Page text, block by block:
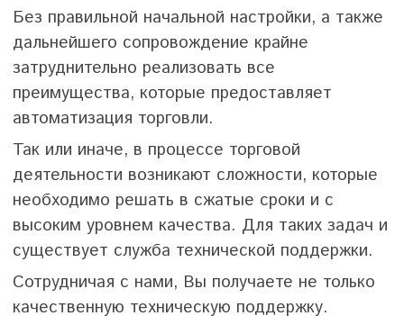
Без правильной начальной настройки, а также
дальнейшего сопровождение крайне
затруднительно реализовать все
преимущества, которые предоставляет
автоматизация торговли.
Так или иначе, в процессе торговой
деятельности возникают сложности, которые
необходимо решать в сжатые сроки и с
высоким уровнем качества. Для таких задач и
существует служба технической поддержки.
Сотрудничая с нами, Вы получаете не только
качественную техническую поддержку.